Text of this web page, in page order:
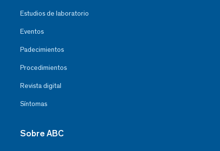
Estudios de laboratorio
Eventos
Padecimientos
Procedimientos
Revista digital
Síntomas
Sobre ABC